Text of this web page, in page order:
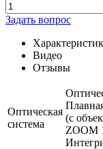
Задать вопрос
Видео
Отзывы
Оптическая
система
(c
ZOOM